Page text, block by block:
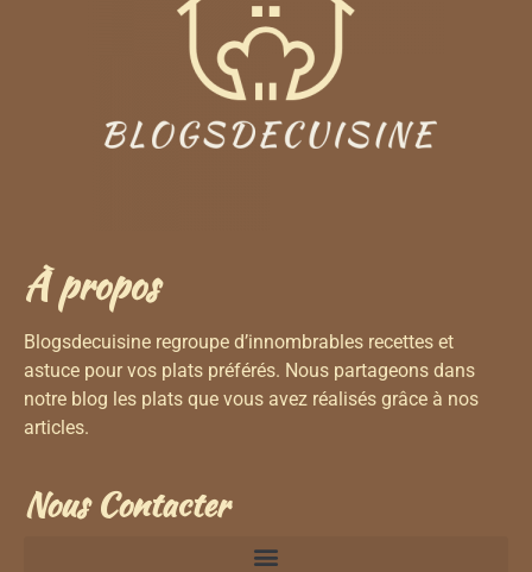
À propos
Blogsdecuisine regroupe d’innombrables recettes et
astuce pour vos plats préférés. Nous partageons dans
notre blog les plats que vous avez réalisés grâce à nos
articles.
Nous Contacter